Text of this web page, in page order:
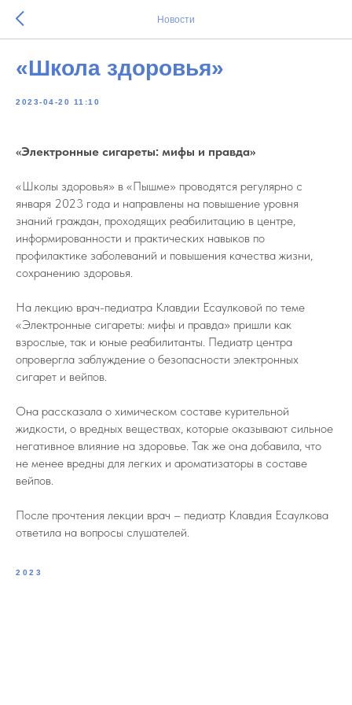
Новости
«Школа здоровья»
2023-04-20 11:10
«Электронные сигареты: мифы и правда»
«Школы здоровья» в «Пышме» проводятся регулярно с
января 2023 года и направлены на повышение уровня
знаний граждан, проходящих реабилитацию в центре,
информированности и практических навыков по
профилактике заболеваний и повышения качества жизни,
сохранению здоровья.
На лекцию врач-педиатра Клавдии Есаулковой по теме
«Электронные сигареты: мифы и правда» пришли как
взрослые, так и юные реабилитанты. Педиатр центра
опровергла заблуждение о безопасности электронных
сигарет и вейпов.
Она рассказала о химическом составе курительной
жидкости, о вредных веществах, которые оказывают сильное
негативное влияние на здоровье. Так же она добавила, что
не менее вредны для легких и ароматизаторы в составе
вейпов.
После прочтения лекции врач – педиатр Клавдия Есаулкова
ответила на вопросы слушателей.
2023